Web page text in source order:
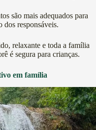
são mais adequados para
dos responsáveis.
relaxante e toda a família
é segura para crianças.
em família